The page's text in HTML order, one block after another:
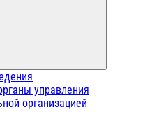
управления
организацией